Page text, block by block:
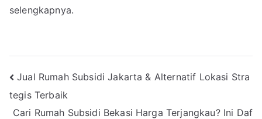
selengkapnya.
Navigasi
pos
Jual Rumah Subsidi Jakarta & Alternatif Lokasi Stra
tegis Terbaik
Cari Rumah Subsidi Bekasi Harga Terjangkau? Ini Daf